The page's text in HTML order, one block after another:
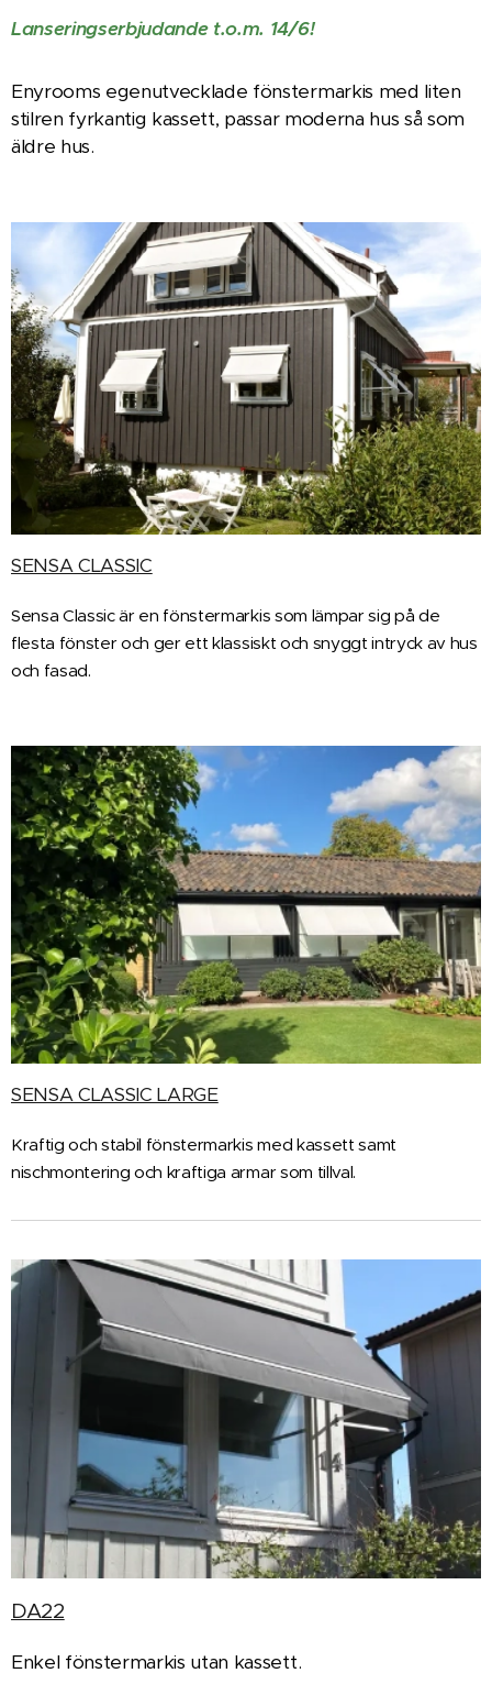
Lanseringserbjudande t.o.m. 14/6!
Enyrooms egenutvecklade fönstermarkis med liten
stilren fyrkantig kassett, passar moderna hus så som
äldre hus.
SENSA CLASSIC
Sensa Classic är en fönstermarkis som lämpar sig på de
flesta fönster och ger ett klassiskt och snyggt intryck av hus
och fasad.
SENSA CLASSIC LARGE
Kraftig och stabil fönstermarkis med kassett samt
nischmontering och kraftiga armar som tillval.
DA22
Enkel fönstermarkis utan kassett.